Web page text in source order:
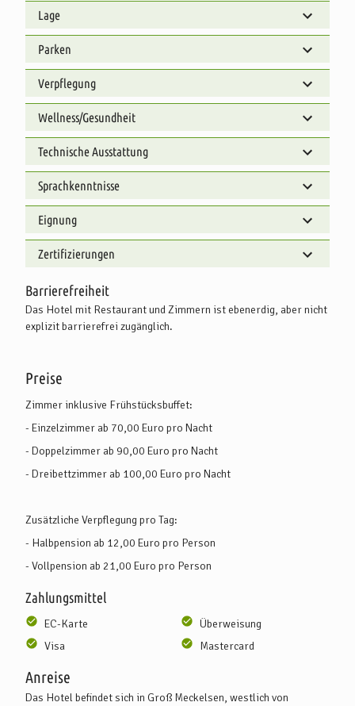
Lage
Parken
Verpflegung
Wellness/Gesundheit
Technische Ausstattung
Sprachkenntnisse
Eignung
Zertifizierungen
Barrierefreiheit
Das Hotel mit Restaurant und Zimmern ist ebenerdig, aber nicht
explizit barrierefrei zugänglich.
Preise
Zimmer inklusive Frühstücksbuffet:
- Einzelzimmer ab 70,00 Euro pro Nacht
- Doppelzimmer ab 90,00 Euro pro Nacht
- Dreibettzimmer ab 100,00 Euro pro Nacht
Zusätzliche Verpflegung pro Tag:
- Halbpension ab 12,00 Euro pro Person
- Vollpension ab 21,00 Euro pro Person
Zahlungsmittel
EC-Karte
Überweisung
Visa
Mastercard
Anreise
Das Hotel befindet sich in Groß Meckelsen, westlich von